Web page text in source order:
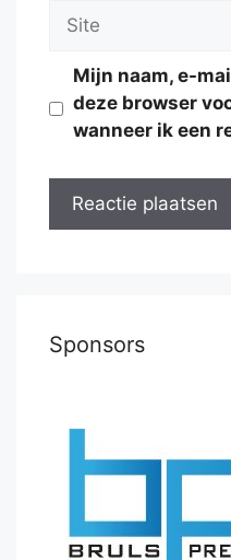
Site
Mijn naam, e-
deze browser
wanneer ik een
Sponsors